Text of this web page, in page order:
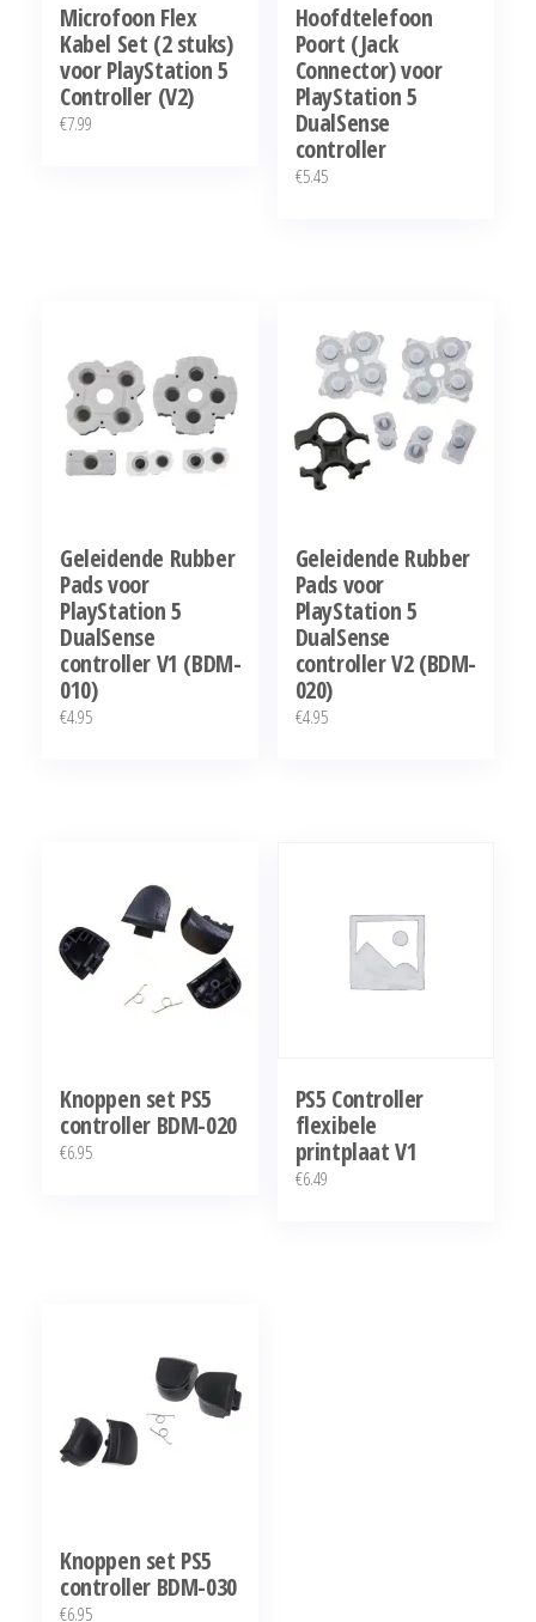
Microfoon Flex
Kabel Set (2 stuks)
voor PlayStation 5
Controller (V2)
€7.99
Hoofdtelefoon
Poort (Jack
Connector) voor
PlayStation 5
DualSense
controller
€5.45
Geleidende Rubber
Pads voor
PlayStation 5
DualSense
controller V1 (BDM-
010)
€4.95
Geleidende Rubber
Pads voor
PlayStation 5
DualSense
controller V2 (BDM-
020)
€4.95
Knoppen set PS5
controller BDM-020
€6.95
PS5 Controller
flexibele
printplaat V1
€6.49
Knoppen set PS5
controller BDM-030
€6.95